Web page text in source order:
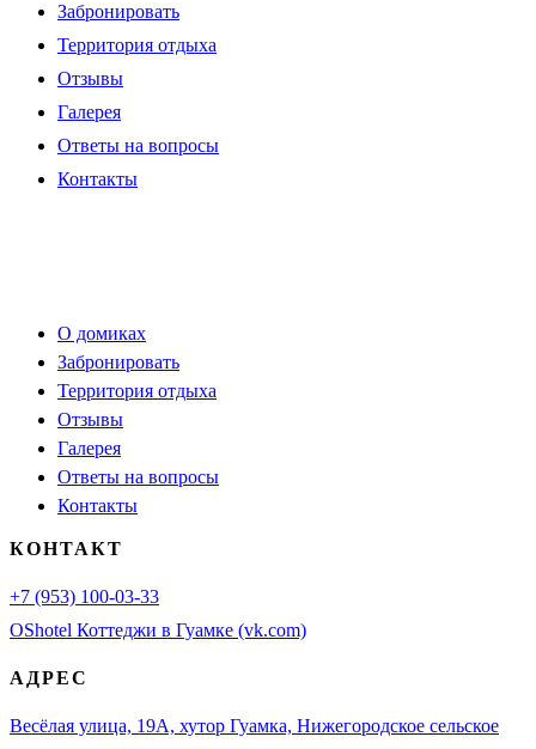
Забронировать
Территория отдыха
Отзывы
Галерея
Ответы на вопросы
Контакты
О домиках
Забронировать
Территория отдыха
Отзывы
Галерея
Ответы на вопросы
Контакты
КОНТАКТ
+7 (953) 100-03-33
OShotel Коттеджи в Гуамке (vk.com)
АДРЕС
Весёлая улица, 19А, хутор Гуамка, Нижегородское сельское